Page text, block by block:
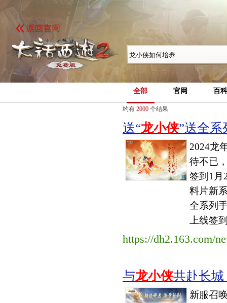
全部 官网 百
约有 2000 个结果
送“龙小侠”送全系
2024龙
待不已
签到1月
料片新
全系列
上线签
https://dh2.163.com/
与龙小侠共赴长
新服召